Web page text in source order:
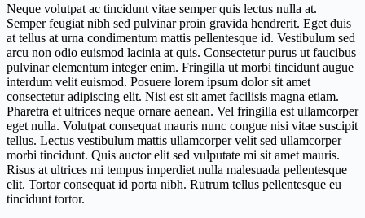
Neque volutpat ac tincidunt vitae semper quis lectus nulla at.
Semper feugiat nibh sed pulvinar proin gravida hendrerit. Eget duis
at tellus at urna condimentum mattis pellentesque id. Vestibulum sed
arcu non odio euismod lacinia at quis. Consectetur purus ut faucibus
pulvinar elementum integer enim. Fringilla ut morbi tincidunt augue
interdum velit euismod. Posuere lorem ipsum dolor sit amet
consectetur adipiscing elit. Nisi est sit amet facilisis magna etiam.
Pharetra et ultrices neque ornare aenean. Vel fringilla est ullamcorper
eget nulla. Volutpat consequat mauris nunc congue nisi vitae suscipit
tellus. Lectus vestibulum mattis ullamcorper velit sed ullamcorper
morbi tincidunt. Quis auctor elit sed vulputate mi sit amet mauris.
Risus at ultrices mi tempus imperdiet nulla malesuada pellentesque
elit. Tortor consequat id porta nibh. Rutrum tellus pellentesque eu
tincidunt tortor.